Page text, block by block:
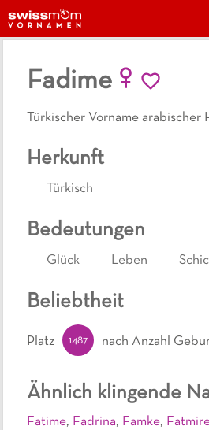
Fadime
Türkischer Vorname arabischer
Herkunft
Türkisch
Bedeutungen
Glück Leben
Ähnlich klingende
Fatime, Fadrina, Famke,
Beliebtheit
Platz 1487 nach Anzahl